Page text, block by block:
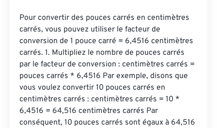
Pour convertir des pouces carrés en centimètres
carrés, vous pouvez utiliser le facteur de
conversion de 1 pouce carré = 6,4516 centimètres
carrés. 1. Multipliez le nombre de pouces carrés
par le facteur de conversion : centimètres carrés =
pouces carrés * 6,4516 Par exemple, disons que
vous voulez convertir 10 pouces carrés en
centimètres carrés : centimètres carrés = 10 *
6,4516 = 64,516 centimètres carrés Par
conséquent, 10 pouces carrés sont égaux à 64,516